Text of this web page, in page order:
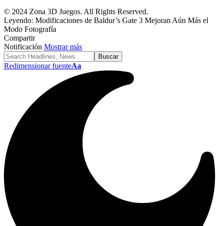
© 2024 Zona 3D Juegos. All Rights Reserved.
Leyendo: Modificaciones de Baldur’s Gate 3 Mejoran Aún Más el
Modo Fotografía
Compartir
Notificación Mostrar más
Redimensionar fuenteAa